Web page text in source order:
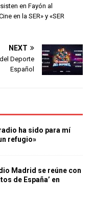
en Fayón al
en la SER» y «SER
NEXT
Deporte
Español
ha sido para mí
refugio»
Madrid se reúne con
de España’ en